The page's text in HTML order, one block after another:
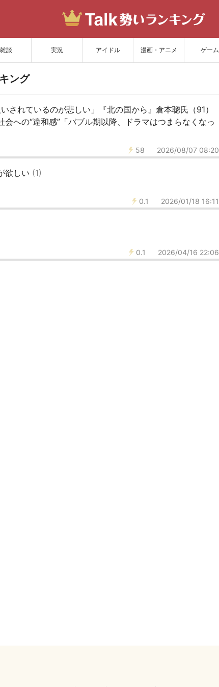
雑談 実況 アイドル 漫画・アニメ ゲーム
サイトを更新
ング
されているのが悲しい」『北の国から』倉本聰氏（91）
会への“違和感”「バブル期以降、ドラマはつまらなくなっ
58 2026/08/07 08:20
欲しい (1)
0.1 2026/01/18 16:11
0.1 2026/04/16 22:06